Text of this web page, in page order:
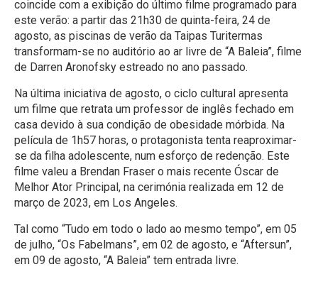
coincide com a exibição do último filme programado para
este verão: a partir das 21h30 de quinta-feira, 24 de
agosto, as piscinas de verão da Taipas Turitermas
transformam-se no auditório ao ar livre de “A Baleia”, filme
de Darren Aronofsky estreado no ano passado.
Na última iniciativa de agosto, o ciclo cultural apresenta
um filme que retrata um professor de inglês fechado em
casa devido à sua condição de obesidade mórbida. Na
película de 1h57 horas, o protagonista tenta reaproximar-
se da filha adolescente, num esforço de redenção. Este
filme valeu a Brendan Fraser o mais recente Óscar de
Melhor Ator Principal, na cerimónia realizada em 12 de
março de 2023, em Los Angeles.
Tal como “Tudo em todo o lado ao mesmo tempo”, em 05
de julho, “Os Fabelmans”, em 02 de agosto, e “Aftersun”,
em 09 de agosto, “A Baleia” tem entrada livre.